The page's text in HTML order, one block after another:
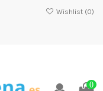
Wishlist (0)
0